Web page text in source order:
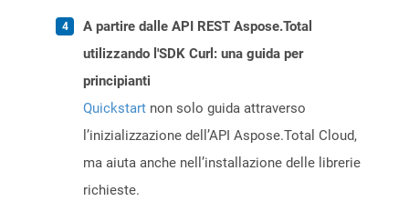
A partire dalle API REST Aspose.Total
utilizzando l'SDK Curl: una guida per
principianti
Quickstart non solo guida attraverso
l’inizializzazione dell’API Aspose.Total Cloud,
ma aiuta anche nell’installazione delle librerie
richieste.